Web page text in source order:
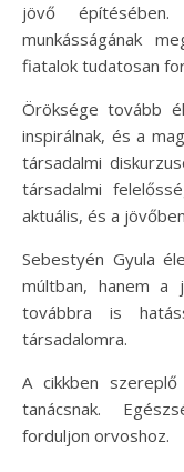
jövő
munkásságának
fiatalok tudatosan
Öröksége tovább
inspirálnak, és a
társadalmi
társadalmi
aktuális, és a
Sebestyén Gyula
múltban, hanem a
továbbra is
társadalomra.
A cikkben
tanácsnak.
forduljon orvoshoz.